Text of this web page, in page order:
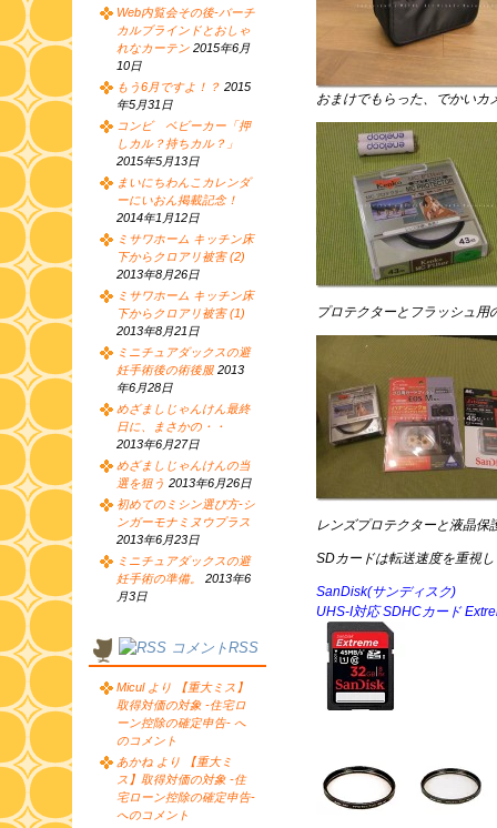
おまけでもらった、でかいカ
プロテクターとフラッシュ用
レンズプロテクターと液晶保
SDカードは転送速度を重視
SanDisk(サンディスク)
UHS-I対応 SDHCカード
Web内覧会その後-バーチ
カルブラインドとおしゃ
れなカーテン 2015年6月
10日
もう6月ですよ！？ 2015
年5月31日
コンビ ベビーカー「押
しカル？持ちカル？」
2015年5月13日
まいにちわんこカレンダ
ーにいおん掲載記念！
2014年1月12日
ミサワホーム キッチン床
下からクロアリ被害 (2)
2013年8月26日
ミサワホーム キッチン床
下からクロアリ被害 (1)
2013年8月21日
ミニチュアダックスの避
妊手術後の術後服 2013
年6月28日
めざましじゃんけん最終
日に、まさかの・・
2013年6月27日
めざましじゃんけんの当
選を狙う 2013年6月26日
初めてのミシン選び方-シ
ンガーモナミヌウプラス
2013年6月23日
ミニチュアダックスの避
妊手術の準備。
2013年6
月3日
コメントRSS
Micul より 【重大ミス】
取得対価の対象 -住宅ロ
ーン控除の確定申告- へ
のコメント
あかね より 【重大ミ
ス】取得対価の対象 -住
宅ローン控除の確定申告-
へのコメント